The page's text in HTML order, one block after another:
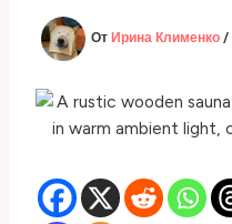
От Ирина Клименко/